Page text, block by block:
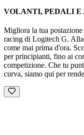
VOLANTI, PEDALI E
Migliora la tua
racing di Logitech G.
come mai prima d'ora.
per principianti, fino ai
competizione. Che tu
curva, siamo qui per